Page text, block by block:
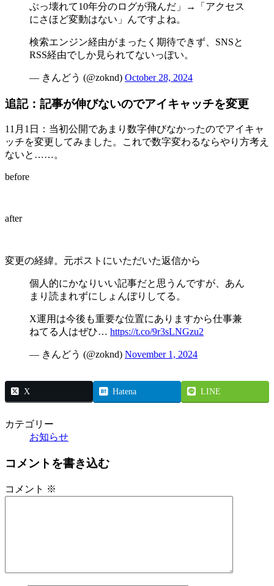
ぶっ壊れて10年分のログが飛んだ」→「アクセス
にさほど変動はない」んですよね。
検索エンジン経由がまったく期待できず、SNSと
RSS経由でしか見られてないっぽい。
— きんどう (@zoknd) October 28, 2024
追記：記事が伸びないのでアイキャッチを変更
11月1日：当初公開であまり数字伸びなかったのでアイキャ
ッチを変更してみました。これで数字変わるならやり方考え
ないと……。
before
after
変更の経緯。元ポストにいただいた返信から
個人的にかなりいい記事だと思うんですが、あん
まり読まれずにしょんぼりしてる。
X運用は今後も重要な位置にありますから仕事兼
ねてる人はぜひ… https://t.co/9r3sLNGzu2
— きんどう (@zoknd) November 1, 2024
X Hatena LINE
カテゴリー
お知らせ
コメントを書き込む
コメント ※